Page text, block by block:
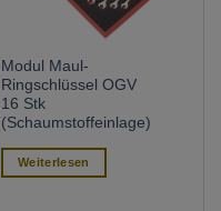
Modul Maul-
Ringschlüssel OGV
16 Stk
(Schaumstoffeinlage)
Weiterlesen